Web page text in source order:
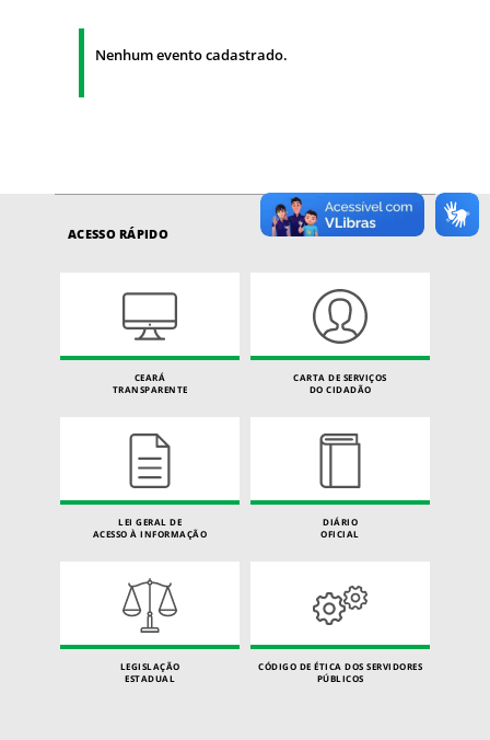
Nenhum evento cadastrado.
ACESSO RÁPIDO
CEARÁ
TRANSPARENTE
CARTA DE SERVIÇOS
DO CIDADÃO
LEI GERAL DE
ACESSO À INFORMAÇÃO
DIÁRIO
OFICIAL
LEGISLAÇÃO
ESTADUAL
CÓDIGO DE ÉTICA DOS SERVIDORES
PÚBLICOS